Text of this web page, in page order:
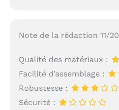
Note de la rédaction 11/20
Qualité des matériaux :
Facilité d’assemblage :
Robustesse :
Sécurité :